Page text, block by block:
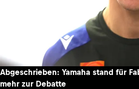
Abgeschrieben: Yamaha stand für
mehr zur Debatte